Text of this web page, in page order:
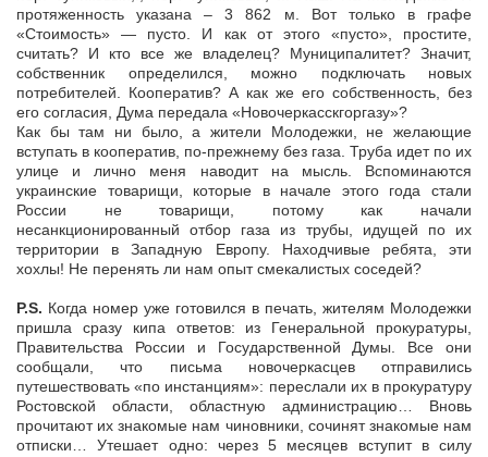
протяженность указана – 3 862 м. Вот только в графе
«Стоимость» — пусто. И как от этого «пусто», простите,
считать? И кто все же владелец? Муниципалитет? Значит,
собственник определился, можно подключать новых
потребителей. Кооператив? А как же его собственность, без
его согласия, Дума передала «Новочеркасскгоргазу»?
Как бы там ни было, а жители Молодежки, не желающие
вступать в кооператив, по-прежнему без газа. Труба идет по их
улице и лично меня наводит на мысль. Вспоминаются
украинские товарищи, которые в начале этого года стали
России не товарищи, потому как начали
несанкционированный отбор газа из трубы, идущей по их
территории в Западную Европу. Находчивые ребята, эти
хохлы! Не перенять ли нам опыт смекалистых соседей?
P.S. Когда номер уже готовился в печать, жителям Молодежки
пришла сразу кипа ответов: из Генеральной прокуратуры,
Правительства России и Государственной Думы. Все они
сообщали, что письма новочеркасцев отправились
путешествовать «по инстанциям»: переслали их в прокуратуру
Ростовской области, областную администрацию… Вновь
прочитают их знакомые нам чиновники, сочинят знакомые нам
отписки… Утешает одно: через 5 месяцев вступит в силу